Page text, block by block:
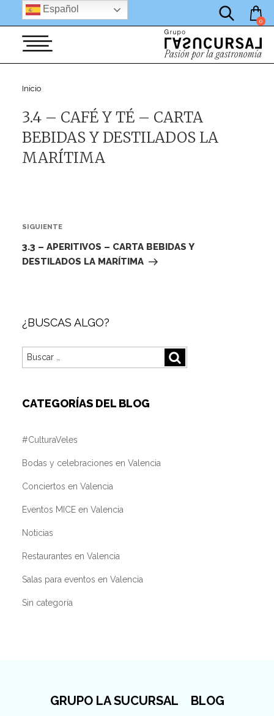
contenido
0
Inicio
3.4 – CAFÉ Y TÉ – CARTA
BEBIDAS Y DESTILADOS LA
MARÍTIMA
de
entradas
Siguiente
entrada
SIGUIENTE
3.3 – APERITIVOS – CARTA BEBIDAS Y
DESTILADOS LA MARÍTIMA
¿BUSCAS ALGO?
Buscar
por:
CATEGORÍAS DEL BLOG
#CulturaVeles
Bodas y celebraciones en Valencia
Conciertos en Valencia
Eventos MICE en Valencia
Noticias
Restaurantes en Valencia
Salas para eventos en Valencia
Sin categoría
GRUPO LA SUCURSAL BLOG
Español